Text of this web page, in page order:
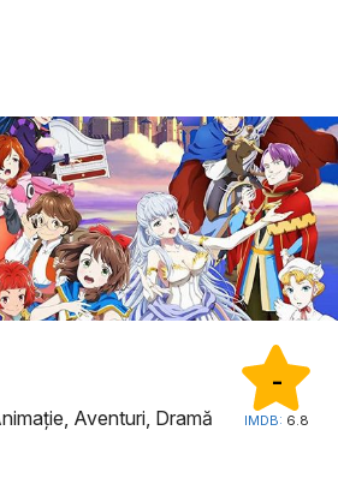
-
IMDB: 6.8
Aventuri, Dramă